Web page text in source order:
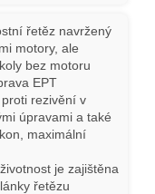
řetěz navržený
motory, ale
bez motoru
EPT
rezivění v
úpravami a také
maximální
je zajištěna
řetězu